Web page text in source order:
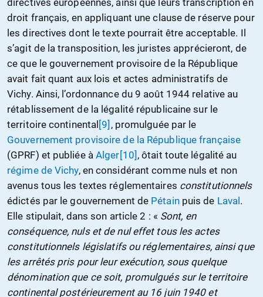
directives européennes, ainsi que leurs transcription en
droit français, en appliquant une clause de réserve pour
les directives dont le texte pourrait être acceptable. Il
s’agit de la transposition, les juristes apprécieront, de
ce que le gouvernement provisoire de la République
avait fait quant aux lois et actes administratifs de
Vichy. Ainsi, l’ordonnance du 9 août 1944 relative au
rétablissement de la légalité républicaine sur le
territoire continental [9] , promulguée par le
Gouvernement provisoire de la République française
(GPRF) et publiée à Alger [10] , ôtait toute légalité au
régime de Vichy, en considérant comme nuls et non
avenus tous les textes réglementaires constitutionnels
édictés par le gouvernement de Pétainpuis de Laval .
Elle stipulait, dans son article 2 : « Sont, en
conséquence, nuls et de nul effet tous les actes
constitutionnels législatifs ou réglementaires, ainsi que
les arrêtés pris pour leur exécution, sous quelque
dénomination que ce soit, promulgués sur le territoire
continental postérieurement au 16 juin 1940 et